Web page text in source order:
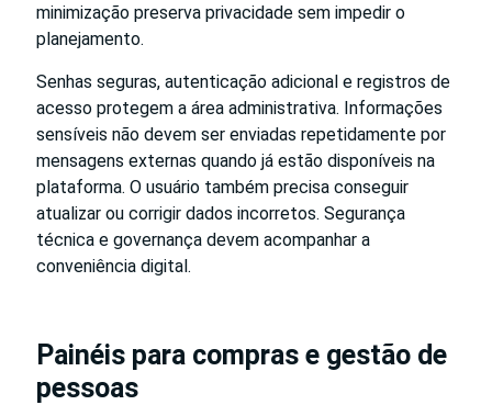
minimização preserva privacidade sem impedir o
planejamento.
Senhas seguras, autenticação adicional e registros de
acesso protegem a área administrativa. Informações
sensíveis não devem ser enviadas repetidamente por
mensagens externas quando já estão disponíveis na
plataforma. O usuário também precisa conseguir
atualizar ou corrigir dados incorretos. Segurança
técnica e governança devem acompanhar a
conveniência digital.
Painéis para compras e gestão de
pessoas